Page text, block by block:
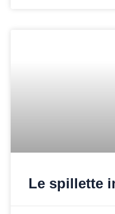
Le spillette